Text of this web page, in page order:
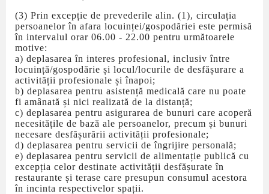
(3) Prin excepție de prevederile alin. (1), circulația
persoanelor în afara locuinței/gospodăriei este permisă
în intervalul orar 06.00 - 22.00 pentru următoarele
motive:
a) deplasarea în interes profesional, inclusiv între
locuință/gospodărie și locul/locurile de desfășurare a
activității profesionale și înapoi;
b) deplasarea pentru asistență medicală care nu poate
fi amânată și nici realizată de la distanță;
c) deplasarea pentru asigurarea de bunuri care acoperă
necesitățile de bază ale persoanelor, precum și bunuri
necesare desfășurării activității profesionale;
d) deplasarea pentru servicii de îngrijire personală;
e) deplasarea pentru servicii de alimentație publică cu
excepția celor destinate activității desfășurate în
restaurante și terase care presupun consumul acestora
în incinta respectivelor spații.